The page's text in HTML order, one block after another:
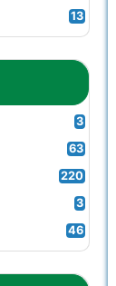
13
3
63
220
3
46